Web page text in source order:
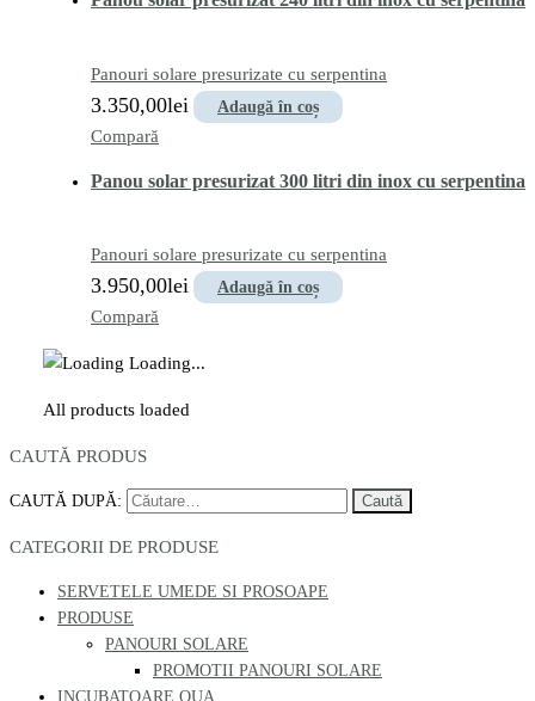
Panouri solare presurizate cu serpentina
3.350,00lei Adaugă în coș
Compară
Panou solar presurizat 300 litri din inox cu serpentina
Panouri solare presurizate cu serpentina
3.950,00lei Adaugă în coș
Compară
Loading...
All products loaded
CAUTĂ PRODUS
CAUTĂ DUPĂ:
CATEGORII DE PRODUSE
SERVETELE UMEDE SI PROSOAPE
PRODUSE
PANOURI SOLARE
PROMOTII PANOURI SOLARE
INCUBATOARE OUA